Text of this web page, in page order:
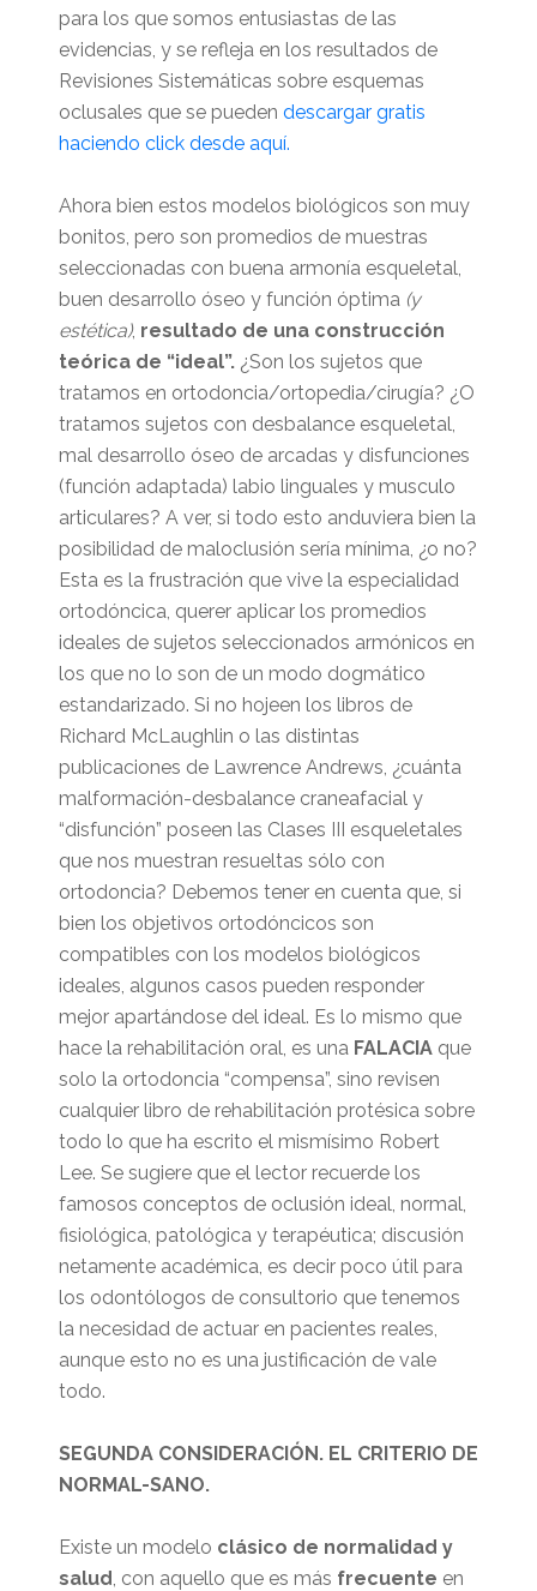
para los que somos entusiastas de las
evidencias, y se refleja en los resultados de
Revisiones Sistemáticas sobre esquemas
oclusales que se pueden descargar gratis
haciendo click desde aquí.
Ahora bien estos modelos biológicos son muy
bonitos, pero son promedios de muestras
seleccionadas con buena armonía esqueletal,
buen desarrollo óseo y función óptima (y
estética), resultado de una construcción
teórica de “ideal”.¿Son los sujetos que
tratamos en ortodoncia/ortopedia/cirugía? ¿O
tratamos sujetos con desbalance esqueletal,
mal desarrollo óseo de arcadas y disfunciones
(función adaptada) labio linguales y musculo
articulares? A ver, si todo esto anduviera bien la
posibilidad de maloclusión sería mínima, ¿o no?
Esta es la frustración que vive la especialidad
ortodóncica, querer aplicar los promedios
ideales de sujetos seleccionados armónicos en
los que no lo son de un modo dogmático
estandarizado. Si no hojeen los libros de
Richard McLaughlin o las distintas
publicaciones de Lawrence Andrews, ¿cuánta
malformación-desbalance craneafacial y
“disfunción” poseen las Clases III esqueletales
que nos muestran resueltas sólo con
ortodoncia? Debemos tener en cuenta que, si
bien los objetivos ortodóncicos son
compatibles con los modelos biológicos
ideales, algunos casos pueden responder
mejor apartándose del ideal. Es lo mismo que
hace la rehabilitación oral, es una FALACIAque
solo la ortodoncia “compensa”, sino revisen
cualquier libro de rehabilitación protésica sobre
todo lo que ha escrito el mismísimo Robert
Lee. Se sugiere que el lector recuerde los
famosos conceptos de oclusión ideal, normal,
fisiológica, patológica y terapéutica; discusión
netamente académica, es decir poco útil para
los odontólogos de consultorio que tenemos
la necesidad de actuar en pacientes reales,
aunque esto no es una justificación de vale
todo.
SEGUNDA CONSIDERACIÓN. EL CRITERIO DE
NORMAL-SANO.
Existe un modelo clásico de normalidad y
salud, con aquello que es más frecuente en